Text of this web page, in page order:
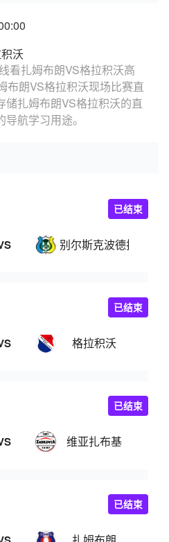
沃
看扎姆布朗VS格拉积沃高
布朗VS格拉积沃现场比赛直
扎姆布朗VS格拉积沃的直
航学习用途。
别尔斯克波德拉斯基
已结束
格拉积沃
已结束
维亚扎布基
已结束
已结束